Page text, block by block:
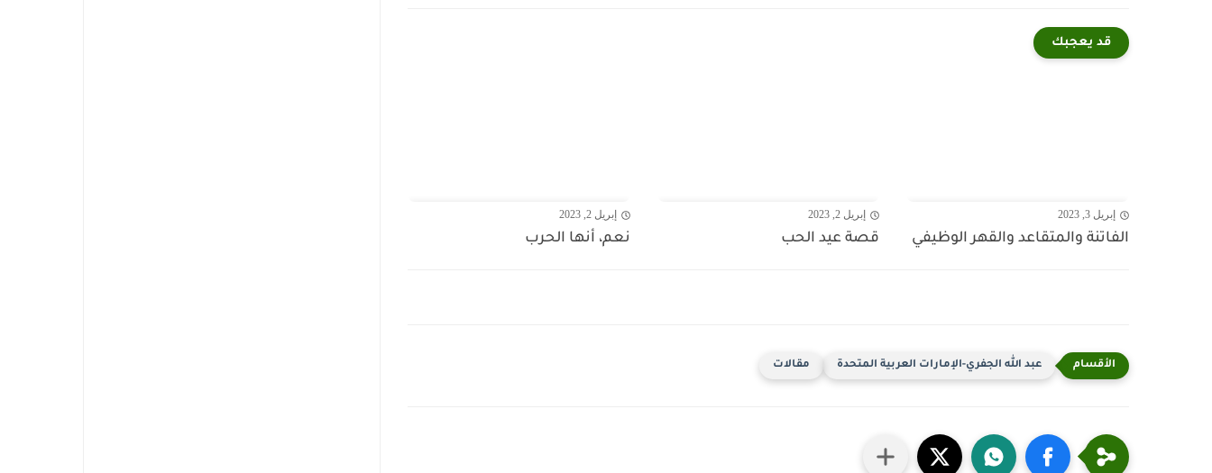
قد يعجبك
إبريل 3, 2023
الفاتنة والمتقاعد والقهر الوظيفي
إبريل 2, 2023
قصة عيد الحب
إبريل 2, 2023
نعم، أنها الحرب
عبد الله الجفري-الإمارات العربية المتحدة مقالات